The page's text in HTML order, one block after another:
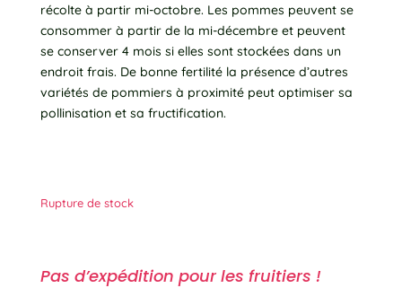
récolte à partir mi-octobre. Les pommes peuvent se
consommer à partir de la mi-décembre et peuvent
se conserver 4 mois si elles sont stockées dans un
endroit frais. De bonne fertilité la présence d’autres
variétés de pommiers à proximité peut optimiser sa
pollinisation et sa fructification.
Rupture de stock
Pas d’expédition pour les fruitiers !